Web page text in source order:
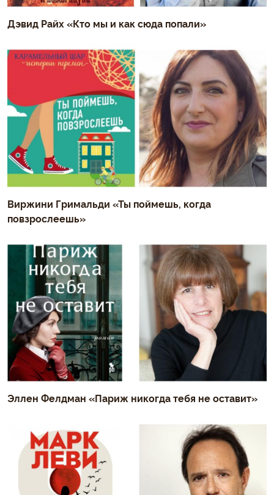
Дэвид Райх «Кто мы и как сюда попали»
Виржини Гримальди «Ты поймешь, когда
повзрослеешь»
Эллен Фелдман «Париж никогда тебя не оставит»